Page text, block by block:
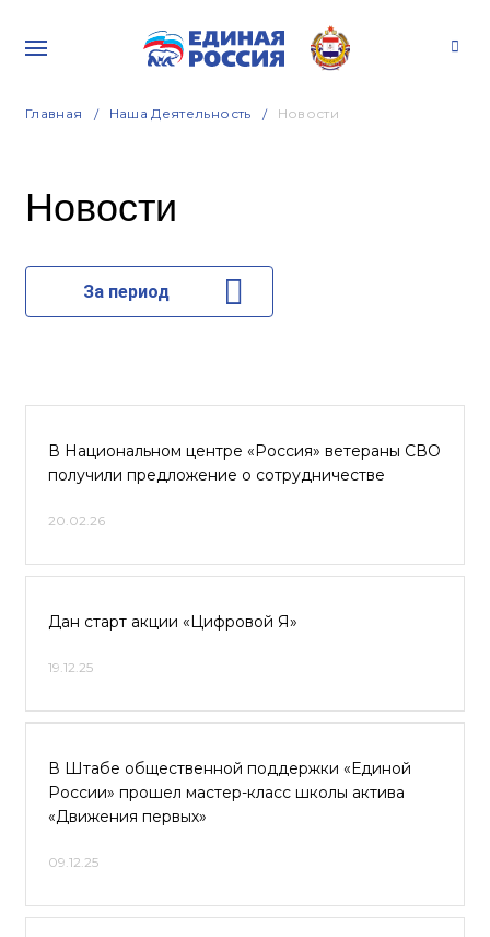
Главная Наша Деятельность Новости
Новости
За период
В Национальном центре «Россия» ветераны СВО
получили предложение о сотрудничестве
20.02.26
Дан старт акции «Цифровой Я»
19.12.25
В Штабе общественной поддержки «Единой
России» прошел мастер-класс школы актива
«Движения первых»
09.12.25